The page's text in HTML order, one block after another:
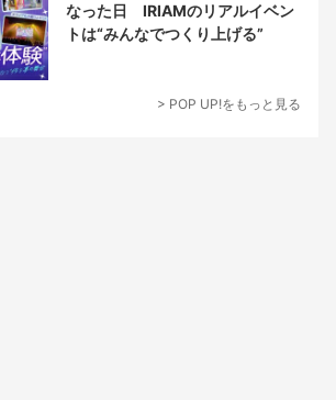
なった日 IRIAMのリアルイベン
トは“みんなでつくり上げる”
> POP UP!をもっと見る